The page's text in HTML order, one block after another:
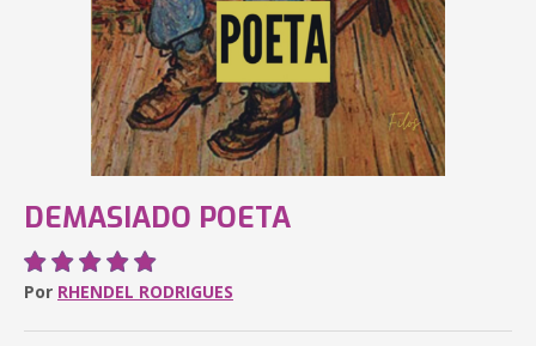
DEMASIADO POETA
Por RHENDEL RODRIGUES